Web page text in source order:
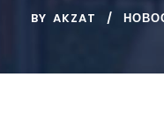
BY AKZAT